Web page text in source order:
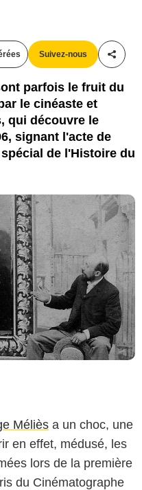
Suivez-nous
parfois le fruit du
le cinéaste et
qui découvre le
signant l'acte de
de l'Histoire du
Méliès a un choc, une
en effet, médusé, les
lors de la première
du Cinématographe